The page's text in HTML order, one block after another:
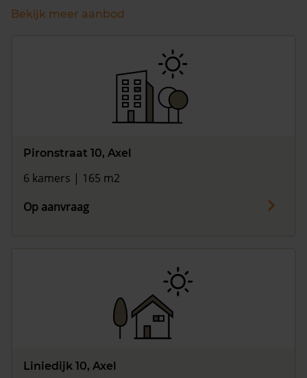
Bekijk meer aanbod
Pironstraat 10, Axel
6 kamers | 165 m2
Op aanvraag
Liniedijk 10, Axel